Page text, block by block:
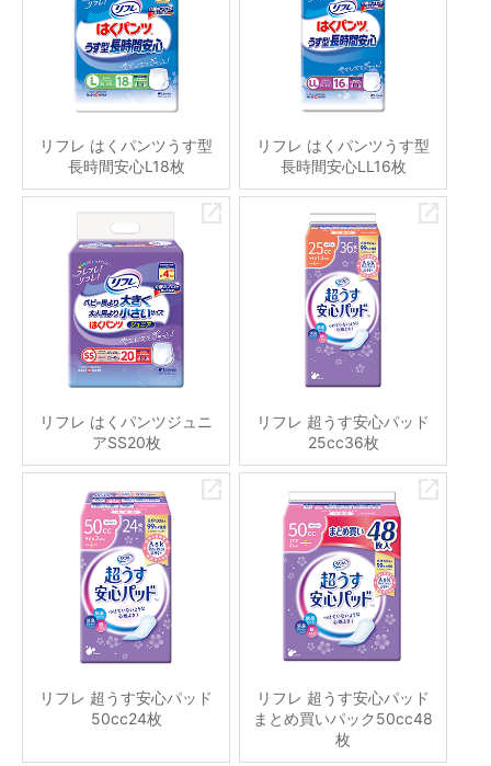
リフレ はくパンツうす型
長時間安心L18枚
リフレ はくパンツうす型
長時間安心LL16枚
リフレ はくパンツジュニ
アSS20枚
リフレ 超うす安心パッド
25cc36枚
リフレ 超うす安心パッド
50cc24枚
リフレ 超うす安心パッド
まとめ買いパック50cc48
枚